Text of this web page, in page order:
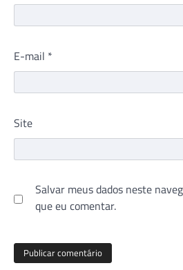
E-mail *
Site
Salvar meus dados neste
que eu comentar.